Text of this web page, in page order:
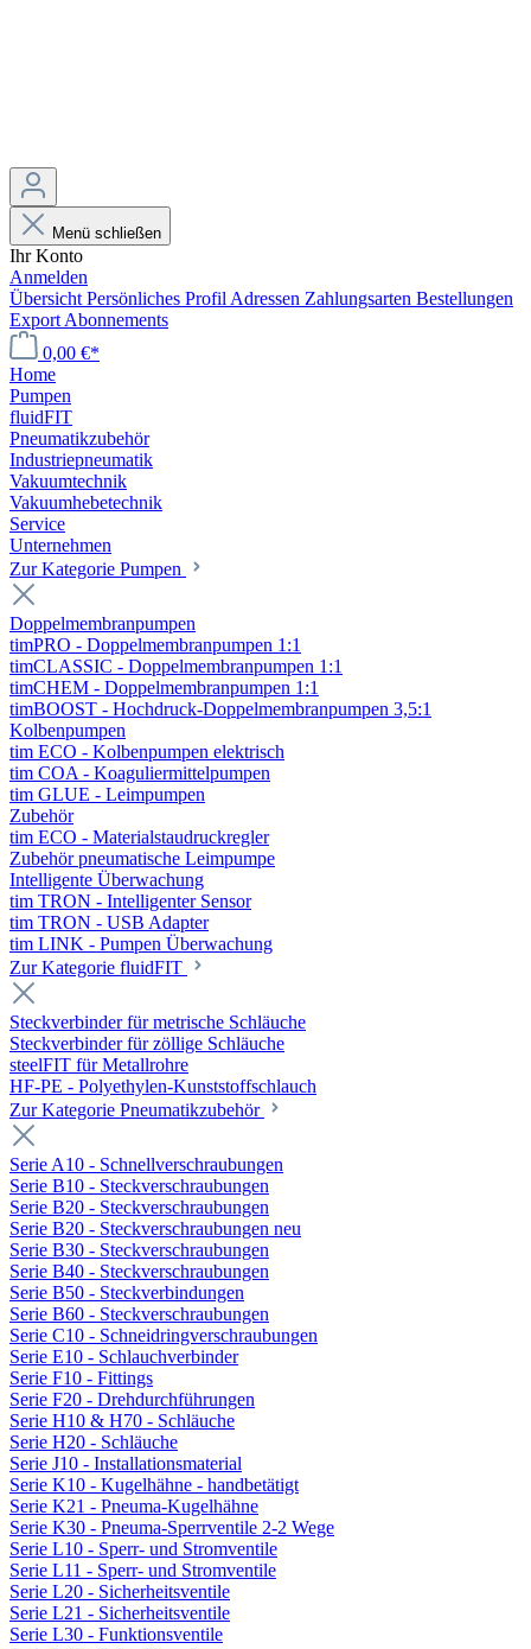
Menü schließen
Ihr Konto
Anmelden
Übersicht Persönliches Profil Adressen Zahlungsarten Bestellungen
Export Abonnements
0,00 €*
Home
Pumpen
fluidFIT
Pneumatikzubehör
Industriepneumatik
Vakuumtechnik
Vakuumhebetechnik
Service
Unternehmen
Zur Kategorie Pumpen
Doppelmembranpumpen
timPRO - Doppelmembranpumpen 1:1
timCLASSIC - Doppelmembranpumpen 1:1
timCHEM - Doppelmembranpumpen 1:1
timBOOST - Hochdruck-Doppelmembranpumpen 3,5:1
Kolbenpumpen
tim ECO - Kolbenpumpen elektrisch
tim COA - Koaguliermittelpumpen
tim GLUE - Leimpumpen
Zubehör
tim ECO - Materialstaudruckregler
Zubehör pneumatische Leimpumpe
Intelligente Überwachung
tim TRON - Intelligenter Sensor
tim TRON - USB Adapter
tim LINK - Pumpen Überwachung
Zur Kategorie fluidFIT
Steckverbinder für metrische Schläuche
Steckverbinder für zöllige Schläuche
steelFIT für Metallrohre
HF-PE - Polyethylen-Kunststoffschlauch
Zur Kategorie Pneumatikzubehör
Serie A10 - Schnellverschraubungen
Serie B10 - Steckverschraubungen
Serie B20 - Steckverschraubungen
Serie B20 - Steckverschraubungen neu
Serie B30 - Steckverschraubungen
Serie B40 - Steckverschraubungen
Serie B50 - Steckverbindungen
Serie B60 - Steckverschraubungen
Serie C10 - Schneidringverschraubungen
Serie E10 - Schlauchverbinder
Serie F10 - Fittings
Serie F20 - Drehdurchführungen
Serie H10 & H70 - Schläuche
Serie H20 - Schläuche
Serie J10 - Installationsmaterial
Serie K10 - Kugelhähne - handbetätigt
Serie K21 - Pneuma-Kugelhähne
Serie K30 - Pneuma-Sperrventile 2-2 Wege
Serie L10 - Sperr- und Stromventile
Serie L11 - Sperr- und Stromventile
Serie L20 - Sicherheitsventile
Serie L21 - Sicherheitsventile
Serie L30 - Funktionsventile